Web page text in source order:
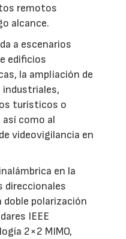
remotos
alcance.
a escenarios
edificios
la ampliación de
industriales,
turísticos o
como al
videovigilancia en
en la
direccionales
doble polarización
IEEE
2×2 MIMO,